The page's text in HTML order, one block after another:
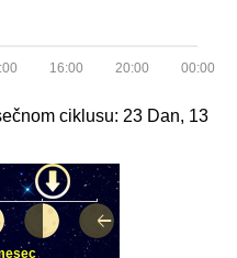
00:00
20:00
16:00
ciklusu: 23 Dan, 13